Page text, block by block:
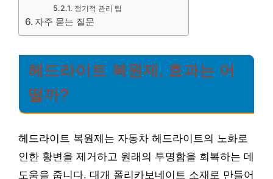
정기적 관리 팁
자주 묻는 질문
헤드라이트 복원제, 효과는 어
떨까?
헤드라이트 복원제는 자동차 헤드라이트의 노화로
인한 황변을 제거하고 원래의 투명함을 회복하는 데
도움을 줍니다. 대개 폴리카보네이트 소재로 만들어